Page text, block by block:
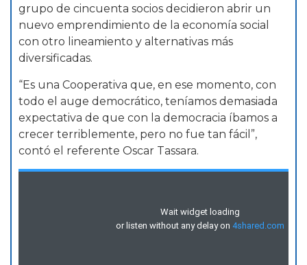
grupo de cincuenta socios decidieron abrir un
nuevo emprendimiento de la economía social
con otro lineamiento y alternativas más
diversificadas.
“Es una Cooperativa que, en ese momento, con
todo el auge democrático, teníamos demasiada
expectativa de que con la democracia íbamos a
crecer terriblemente, pero no fue tan fácil”,
contó el referente Oscar Tassara.